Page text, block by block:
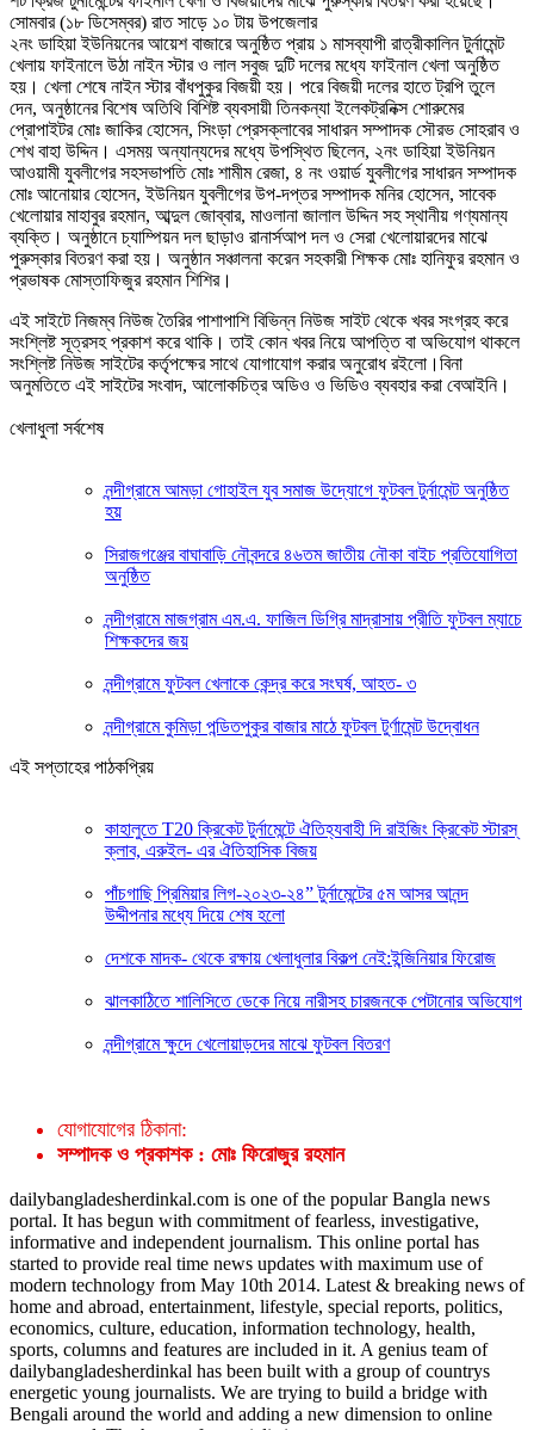
সোমবার (১৮ ডিসেম্বর) রাত সাড়ে ১০ টায় উপজেলার
২নং ডাহিয়া ইউনিয়নের আয়েশ বাজারে অনুষ্ঠিত প্রায় ১ মাসব্যাপী রাত্রীকালিন টুর্নামেন্ট
খেলায় ফাইনালে উঠা নাইন স্টার ও লাল সবুজ দুটি দলের মধ্যে ফাইনাল খেলা অনুষ্ঠিত
হয়। খেলা শেষে নাইন স্টার বাঁধপুকুর বিজয়ী হয়। পরে বিজয়ী দলের হাতে ট্রপি তুলে
দেন, অনুষ্ঠানের বিশেষ অতিথি বিশিষ্ট ব্যবসায়ী তিনকন্যা ইলেকট্রনিক্স শোরুমের
প্রোপাইটর মোঃ জাকির হোসেন, সিংড়া প্রেসক্লাবের সাধারন সম্পাদক সৌরভ সোহরাব ও
শেখ বাহা উদ্দিন। এসময় অন্যান্যদের মধ্যে উপস্থিত ছিলেন, ২নং ডাহিয়া ইউনিয়ন
আওয়ামী যুবলীগের সহসভাপতি মোঃ শামীম রেজা, ৪ নং ওয়ার্ড যুবলীগের সাধারন সম্পাদক
মোঃ আনোয়ার হোসেন, ইউনিয়ন যুবলীগের উপ-দপ্তর সম্পাদক মনির হোসেন, সাবেক
খেলোয়ার মাহাবুর রহমান, আব্দুল জোব্বার, মাওলানা জালাল উদ্দিন সহ স্থানীয় গণ্যমান্য
ব্যক্তি। অনুষ্ঠানে চ্যাম্পিয়ন দল ছাড়াও রানার্সআপ দল ও সেরা খেলোয়ারদের মাঝে
পুরুস্কার বিতরণ করা হয়। অনুষ্ঠান সঞ্চালনা করেন সহকারী শিক্ষক মোঃ হানিফুর রহমান ও
প্রভাষক মোস্তাফিজুর রহমান শিশির।
এই সাইটে নিজম্ব নিউজ তৈরির পাশাপাশি বিভিন্ন নিউজ সাইট থেকে খবর সংগ্রহ করে
সংশ্লিষ্ট সূত্রসহ প্রকাশ করে থাকি। তাই কোন খবর নিয়ে আপত্তি বা অভিযোগ থাকলে
সংশ্লিষ্ট নিউজ সাইটের কর্তৃপক্ষের সাথে যোগাযোগ করার অনুরোধ রইলো।বিনা
অনুমতিতে এই সাইটের সংবাদ, আলোকচিত্র অডিও ও ভিডিও ব্যবহার করা বেআইনি।
খেলাধুলা সর্বশেষ
নন্দীগ্রামে আমড়া গোহাইল যুব সমাজ উদ্যোগে ফুটবল টুর্নামেন্ট অনুষ্ঠিত
হয়
সিরাজগঞ্জের বাঘাবাড়ি নৌবন্দরে ৪৬তম জাতীয় নৌকা বাইচ প্রতিযোগিতা
অনুষ্ঠিত
নন্দীগ্রামে মাজগ্রাম এম.এ. ফাজিল ডিগ্রি মাদ্রাসায় প্রীতি ফুটবল ম্যাচে
শিক্ষকদের জয়
নন্দীগ্রামে ফুটবল খেলাকে কেন্দ্র করে সংঘর্ষ, আহত- ৩
নন্দীগ্রামে কুমিড়া পন্ডিতপুকুর বাজার মাঠে ফুটবল টুর্ণামেন্ট উদ্বোধন
এই সপ্তাহের পাঠকপ্রিয়
কাহালুতে T20 ক্রিকেট টুর্নামেন্টে ঐতিহ্যবাহী দি রাইজিং ক্রিকেট স্টারস্
ক্লাব, এরুইল- এর ঐতিহাসিক বিজয়
পাঁচগাছি প্রিমিয়ার লিগ-২০২৩-২৪” টুর্নামেন্টের ৫ম আসর আনন্দ
উদ্দীপনার মধ্যে দিয়ে শেষ হলো
দেশকে মাদক- থেকে রক্ষায় খেলাধুলার বিকল্প নেই:ইন্জিনিয়ার ফিরোজ
ঝালকাঠিতে শালিসিতে ডেকে নিয়ে নারীসহ চারজনকে পেটানোর অভিযোগ
নন্দীগ্রামে ক্ষুদে খেলোয়াড়দের মাঝে ফুটবল বিতরণ
যোগাযোগের ঠিকানা:
সম্পাদক ও প্রকাশক : মোঃ ফিরোজুর রহমান
dailybangladesherdinkal.com is one of the popular Bangla news
portal. It has begun with commitment of fearless, investigative,
informative and independent journalism. This online portal has
started to provide real time news updates with maximum use of
modern technology from May 10th 2014. Latest & breaking news of
home and abroad, entertainment, lifestyle, special reports, politics,
economics, culture, education, information technology, health,
sports, columns and features are included in it. A genius team of
dailybangladesherdinkal has been built with a group of countrys
energetic young journalists. We are trying to build a bridge with
Bengali around the world and adding a new dimension to online